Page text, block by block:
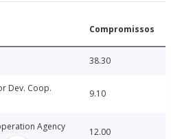
Compromissos
38.30
Dev. Coop.
9.10
Agency
12.00